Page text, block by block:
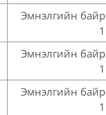
Эмнэлгийн байр
1
Эмнэлгийн байр
1
Эмнэлгийн байр
1